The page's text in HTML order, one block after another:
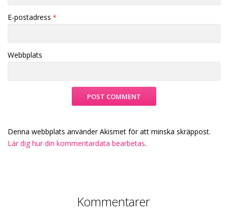
E-postadress *
Webbplats
Denna webbplats använder Akismet för att minska skräppost.
Lär dig hur din kommentardata bearbetas.
Kommentarer